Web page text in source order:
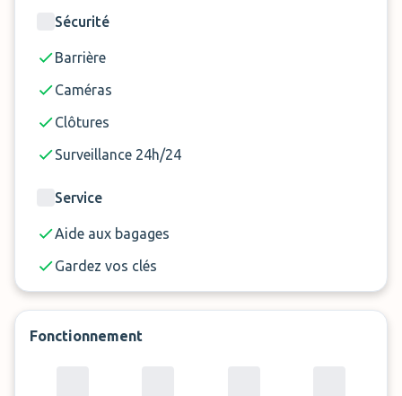
Sécurité
Barrière
Caméras
Clôtures
Surveillance 24h/24
Service
Aide aux bagages
Gardez vos clés
Fonctionnement